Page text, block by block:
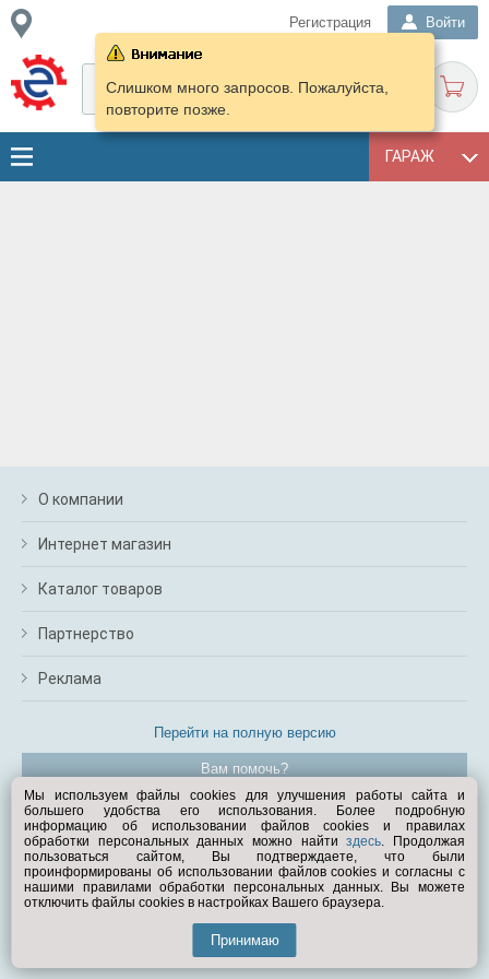
Регистрация Войти
ГАРАЖ
Слишком много запросов. Пожалуйста,
повторите позже.
О компании
Интернет магазин
Каталог товаров
Партнерство
Реклама
Перейти на полную версию
Вам помочь?
© Exist.ru 1998—2026
Мы используем файлы cookies для улучшения работы сайта и
большего удобства его использования. Более подробную
информацию об использовании файлов cookies и правилах
обработки персональных данных можно найтиздесь. Продолжая
пользоваться сайтом, Вы подтверждаете, что были
проинформированы об использовании файлов cookies и согласны с
нашими правилами обработки персональных данных. Вы можете
отключить файлы cookies в настройках Вашего браузера.
Принимаю